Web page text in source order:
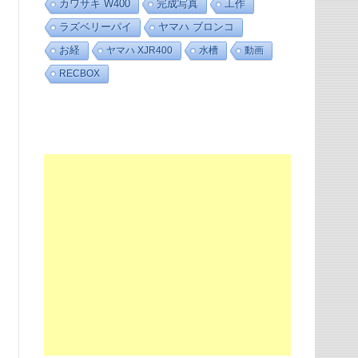
カワサキ W400 完成写真
工作
ラズベリーパイ
ヤマハ ブロンコ
お経 ヤマハ XJR400 水槽 動画
RECBOX